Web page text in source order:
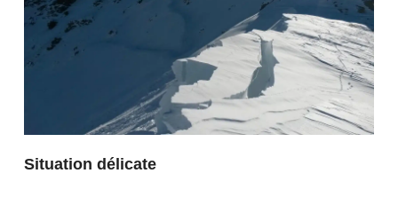
Situation délicate